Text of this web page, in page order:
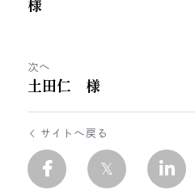
次へ
土田仁 様
サイトへ戻る